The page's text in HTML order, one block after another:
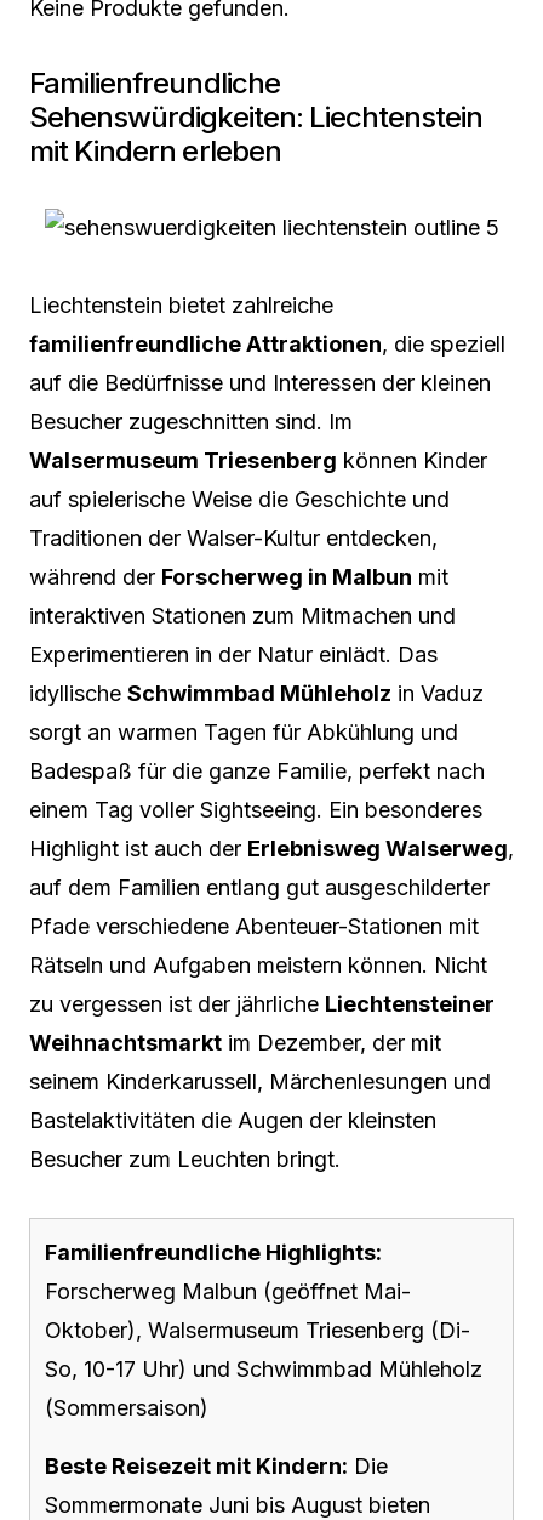
Keine Produkte gefunden.
Familienfreundliche
Sehenswürdigkeiten: Liechtenstein
mit Kindern erleben
Liechtenstein bietet zahlreiche
familienfreundliche Attraktionen, die speziell
auf die Bedürfnisse und Interessen der kleinen
Besucher zugeschnitten sind. Im
Walsermuseum Triesenberg können Kinder
auf spielerische Weise die Geschichte und
Traditionen der Walser-Kultur entdecken,
während der Forscherweg in Malbun mit
interaktiven Stationen zum Mitmachen und
Experimentieren in der Natur einlädt. Das
idyllische Schwimmbad Mühleholz in Vaduz
sorgt an warmen Tagen für Abkühlung und
Badespaß für die ganze Familie, perfekt nach
einem Tag voller Sightseeing. Ein besonderes
Highlight ist auch der Erlebnisweg Walserweg,
auf dem Familien entlang gut ausgeschilderter
Pfade verschiedene Abenteuer-Stationen mit
Rätseln und Aufgaben meistern können. Nicht
zu vergessen ist der jährliche Liechtensteiner
Weihnachtsmarkt im Dezember, der mit
seinem Kinderkarussell, Märchenlesungen und
Bastelaktivitäten die Augen der kleinsten
Besucher zum Leuchten bringt.
Familienfreundliche Highlights:
Forscherweg Malbun (geöffnet Mai-
Oktober), Walsermuseum Triesenberg (Di-
So, 10-17 Uhr) und Schwimmbad Mühleholz
(Sommersaison)
Beste Reisezeit mit Kindern: Die
Sommermonate Juni bis August bieten